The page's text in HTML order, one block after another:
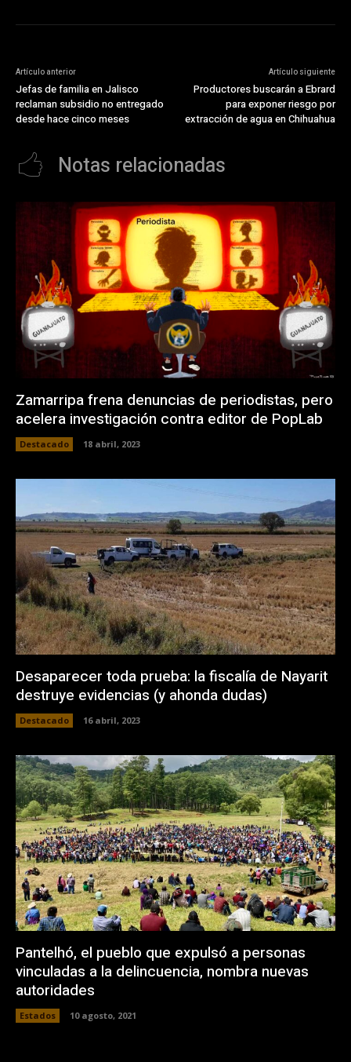
Artículo anterior
Jefas de familia en Jalisco
reclaman subsidio no entregado
desde hace cinco meses
Artículo siguiente
Productores buscarán a Ebrard
para exponer riesgo por
extracción de agua en Chihuahua
Notas relacionadas
Zamarripa frena denuncias de periodistas, pero
acelera investigación contra editor de PopLab
Destacado 18 abril, 2023
Desaparecer toda prueba: la fiscalía de Nayarit
destruye evidencias (y ahonda dudas)
Destacado 16 abril, 2023
Pantelhó, el pueblo que expulsó a personas
vinculadas a la delincuencia, nombra nuevas
autoridades
Estados 10 agosto, 2021